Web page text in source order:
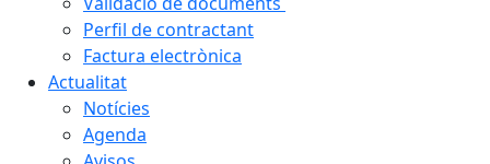
Perfil de contractant
Factura electrònica
Actualitat
Notícies
Agenda